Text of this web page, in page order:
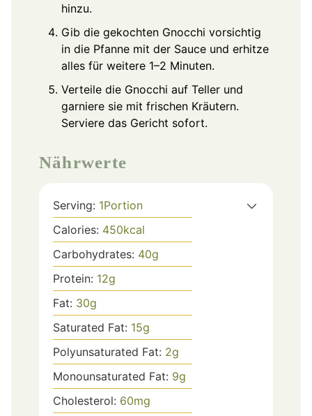
hinzu.
Gib die gekochten Gnocchi vorsichtig
in die Pfanne mit der Sauce und erhitze
alles für weitere 1–2 Minuten.
Verteile die Gnocchi auf Teller und
garniere sie mit frischen Kräutern.
Serviere das Gericht sofort.
Nährwerte
Serving: 1Portion
Calories: 450kcal
Carbohydrates: 40g
Protein: 12g
Fat: 30g
Saturated Fat: 15g
Polyunsaturated Fat: 2g
Monounsaturated Fat: 9g
Cholesterol: 60mg